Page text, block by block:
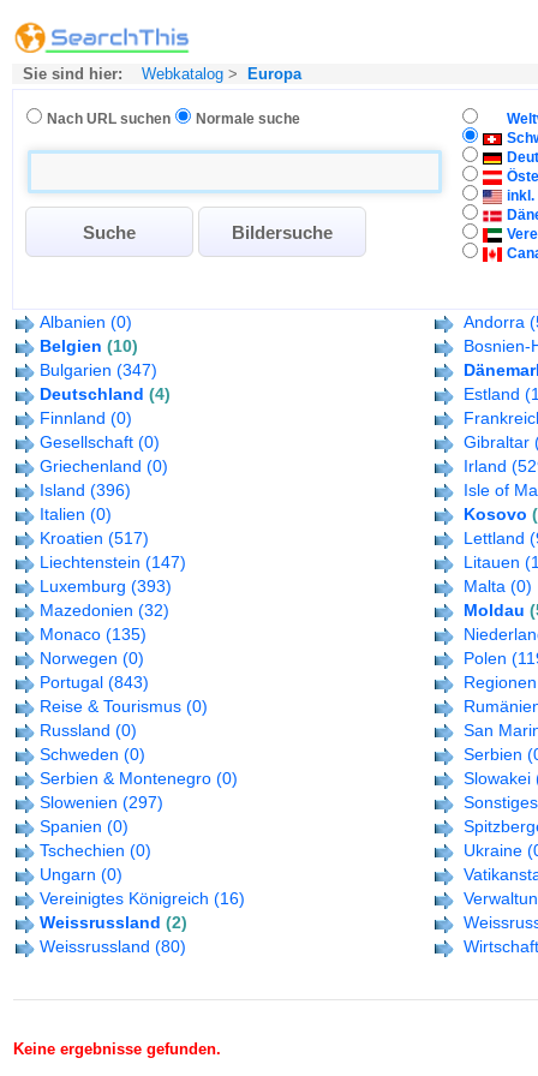
Sie sind hier: Webkatalog > Europa
Nach URL suchen Normale suche
inkl.
Albanien (0) Andorra
Belgien (10)
Bosnien-
Bulgarien (347)
Deutschland (4) Estland
Finnland (0)
Gesellschaft (0) Gibraltar
Griechenland (0) Irland
Island (396)
Isle of
Italien (0) Kosovo
Kroatien (517) Lettland
Liechtenstein (147) Litauen
Luxemburg (393) Malta (0)
Mazedonien (32) Moldau
Monaco (135)
Norwegen (0) Polen
Portugal (843)
Regionen
Reise & Tourismus (0)
Russland (0)
San
Schweden (0) Serbien
Serbien & Montenegro (0) Slowakei
Slowenien (297)
Sonstiges
Spanien (0)
Tschechien (0) Ukraine
Ungarn (0)
Vereinigtes Königreich (16)
Weissrussland (2)
Weissrussland (80) Wirtschaft
Keine ergebnisse gefunden.